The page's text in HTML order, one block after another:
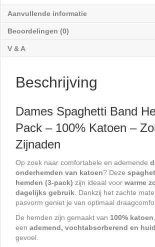
Wit
Aanvullende informatie
Beoordelingen (0)
V & A
Beschrijving
Dames Spaghetti Band
Pack – 100% Katoen –
Zijnaden
Op zoek naar comfortabele en ademende
onderhemden van katoen? Deze
hemden (3-pack) zijn ideaal voor warme
dagelijks gebruik . Dankzij het zachte
pasvorm geniet je van optimaal
De hemden zijn gemaakt van 100% katoen
een ademend, vochtabsorberend en
gevoel.